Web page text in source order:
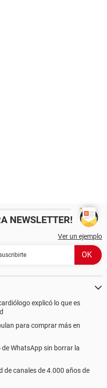
NEWSLETTER!
Ver un ejemplo
explicó lo que es
para comprar más en
WhatsApp sin borrar la
de canales de 4.000 años de